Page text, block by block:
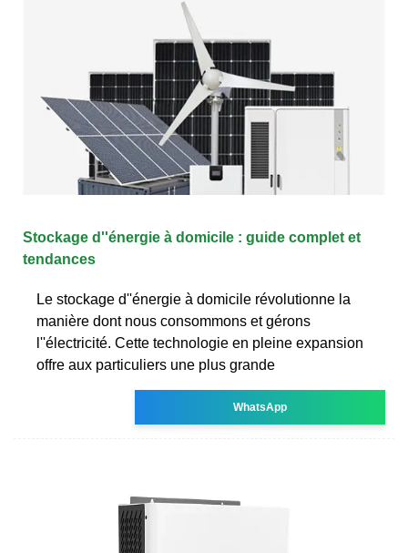
Stockage d''énergie à domicile : guide complet et
tendances
Le stockage d''énergie à domicile révolutionne la
manière dont nous consommons et gérons
l''électricité. Cette technologie en pleine expansion
offre aux particuliers une plus grande
WhatsApp